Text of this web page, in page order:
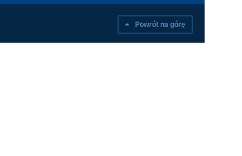
Powrót na górę